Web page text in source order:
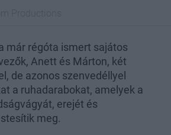
már régóta ismert sajátos
Anett és Márton, két
de azonos szenvedéllyel
a ruhadarabokat, amelyek a
erejét és
meg.